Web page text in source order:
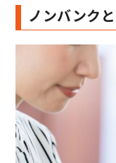
ノンバンク